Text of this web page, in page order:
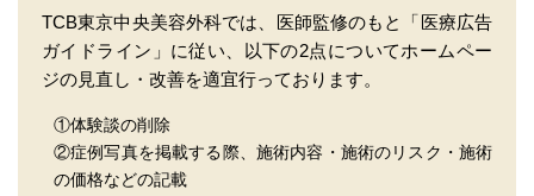
TCB東京中央美容外科では、医師監修のもと「医療広告
ガイドライン」に従い、以下の2点についてホームペー
ジの見直し・改善を適宜行っております。
①体験談の削除
②症例写真を掲載する際、施術内容・施術のリスク・施術
の価格などの記載